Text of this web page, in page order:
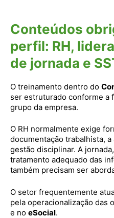
Conteúdos
perfil: RH,
de jornada e
O treinamento dentro do
ser estruturado conforme a
grupo da empresa.
O RH normalmente exige
documentação trabalhista,
gestão disciplinar. A
tratamento adequado das
também precisam ser
O setor frequentemente
pela operacionalização das
e no eSocial.